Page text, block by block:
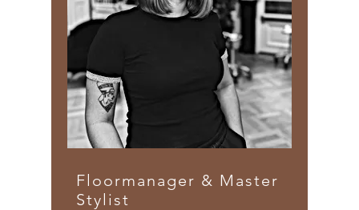
Floormanager & Master
Stylist